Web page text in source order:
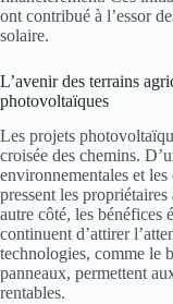
ont contribué à l’essor
solaire.
L’avenir des terrains
photovoltaïques
Les projets
croisée des chemins.
environnementales et les
pressent les
autre côté, les bénéfices
continuent d’attirer
technologies, comme le
panneaux, permettent
rentables.